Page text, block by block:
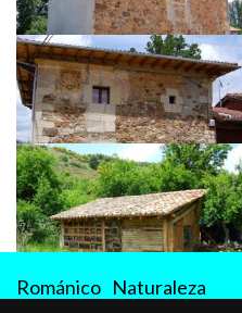
Románico Naturaleza